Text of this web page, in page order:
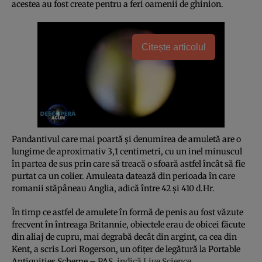
acestea au fost create pentru a feri oamenii de ghinion.
Citește articolul
Pandantivul care mai poartă și denumirea de amuletă are o
lungime de aproximativ 3,1 centimetri, cu un inel minuscul
în partea de sus prin care să treacă o sfoară astfel încât să fie
purtat ca un colier. Amuleata datează din perioada în care
romanii stăpâneau Anglia, adică între 42 și 410 d.Hr.
În timp ce astfel de amulete în formă de penis au fost văzute
frecvent în întreaga Britannie, obiectele erau de obicei făcute
din aliaj de cupru, mai degrabă decât din argint, ca cea din
Kent, a scris Lori Rogerson, un ofițer de legătură la Portable